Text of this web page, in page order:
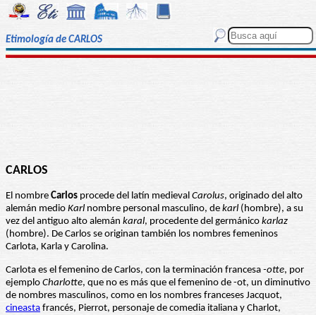
Etimología de CARLOS
CARLOS
El nombre Carlos procede del latín medieval Carolus, originado del alto
alemán medio Karl nombre personal masculino, de karl (hombre), a su
vez del antiguo alto alemán karal, procedente del germánico karlaz
(hombre). De Carlos se originan también los nombres femeninos
Carlota, Karla y Carolina.
Carlota es el femenino de Carlos, con la terminación francesa -otte, por
ejemplo Charlotte, que no es más que el femenino de -ot, un diminutivo
de nombres masculinos, como en los nombres franceses Jacquot,
cineasta francés, Pierrot, personaje de comedia italiana y Charlot,